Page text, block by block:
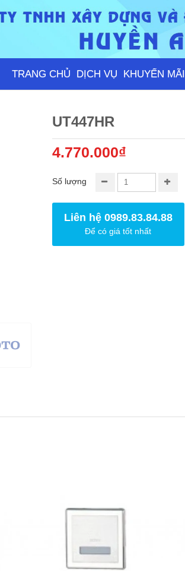
TRANG CHỦ DỊCH VỤ KHUYẾN MÃI
UT447HR
4.770.000₫
Số lượng
Liên hệ 0989.83.84.88
Để có giá tốt nhất